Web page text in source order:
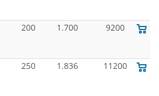
200 1.700 9200
250 1.836 11200